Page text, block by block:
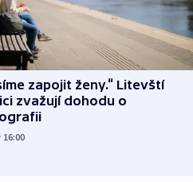
zapojit ženy.“ Litevští
zvažují dohodu o